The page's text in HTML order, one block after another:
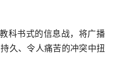
科书式的信息战，将广播
久、令人痛苦的冲突中扭